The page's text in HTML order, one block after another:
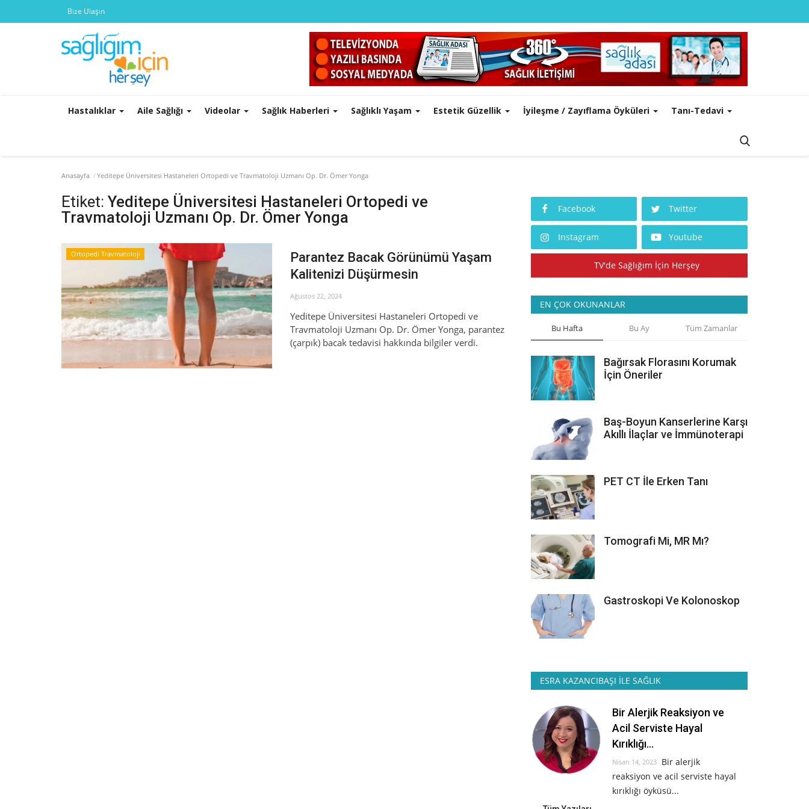
Bize Ulaşın
Hastalıklar Aile Sağlığı Videolar Sağlık Haberleri Sağlıklı Yaşam Estetik Güzellik İyileşme / Zayıflama Öyküleri Tanı-Tedavi
Anasayfa Yeditepe Üniversitesi Hastaneleri Ortopedi ve Travmatoloji Uzmanı Op. Dr. Ömer Yonga
Etiket: Yeditepe Üniversitesi Hastaneleri Ortopedi ve
Travmatoloji Uzmanı Op. Dr. Ömer Yonga
Ortopedi Travmatoloji
Parantez Bacak Görünümü Yaşam
Kalitenizi Düşürmesin
Ağustos 22, 2024
Yeditepe Üniversitesi Hastaneleri Ortopedi ve
Travmatoloji Uzmanı Op. Dr. Ömer Yonga, parantez
(çarpık) bacak tedavisi hakkında bilgiler verdi.
Facebook Twitter
Instagram Youtube
TV'de Sağlığım İçin Herşey
EN ÇOK OKUNANLAR
Bu Hafta Bu Ay Tüm Zamanlar
Bağırsak Florasını Korumak
İçin Öneriler
Baş-Boyun Kanserlerine Karşı
Akıllı İlaçlar ve İmmünoterapi
PET CT İle Erken Tanı
Tomografi Mi, MR Mı?
Gastroskopi Ve Kolonoskop
ESRA KAZANCIBAŞI İLE SAĞLIK
Bir Alerjik Reaksiyon ve
Acil Serviste Hayal
Kırıklığı...
Nisan 14, 2023 Bir alerjik
reaksiyon ve acil serviste hayal
kırıklığı öyküsü...